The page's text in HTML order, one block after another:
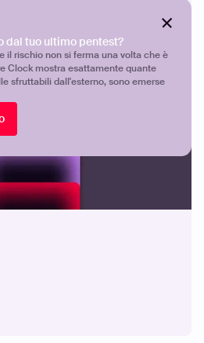
dal tuo ultimo pentest?
il rischio non si ferma una volta che è
Clock mostra esattamente quante
sfruttabili dall'esterno, sono emerse